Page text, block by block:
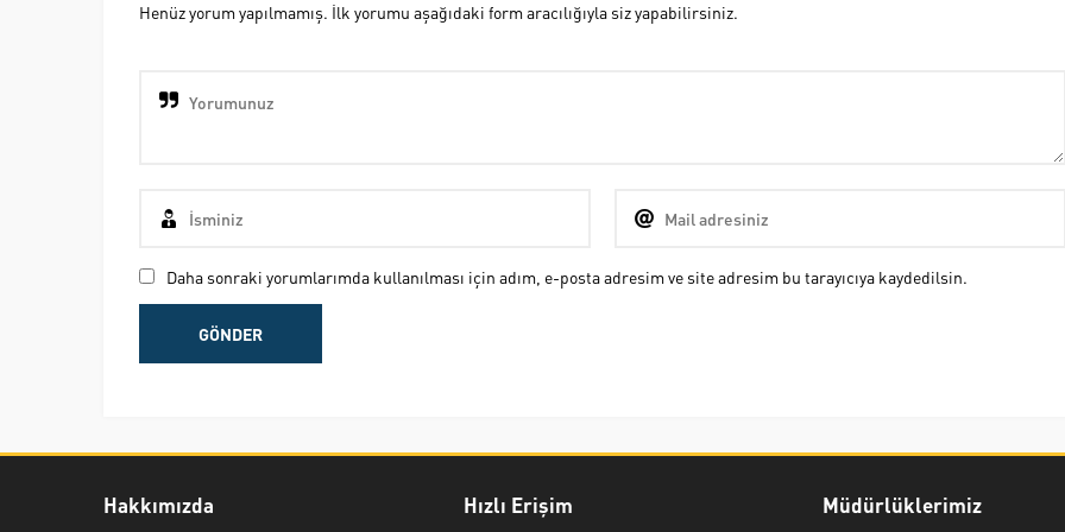
Henüz yorum yapılmamış. İlk yorumu aşağıdaki form aracılığıyla siz yapabilirsiniz.
Daha sonraki yorumlarımda kullanılması için adım, e-posta adresim ve site adresim bu tarayıcıya kaydedilsin.
Hakkımızda Hızlı Erişim Müdürlüklerimiz